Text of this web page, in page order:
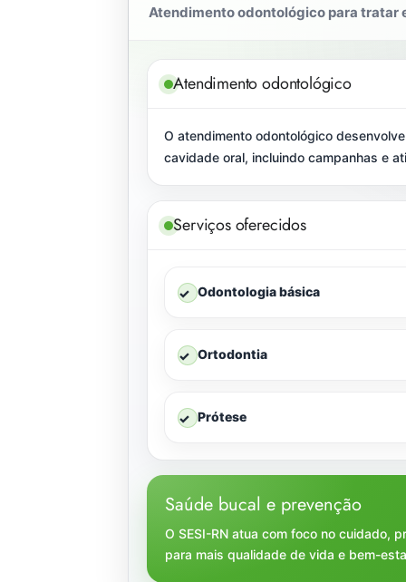
Atendimento odontológico para tratar
Atendimento odontológico
O atendimento odontológico
cavidade oral, incluindo campanhas e
Serviços oferecidos
✓ Odontologia básica
✓ Ortodontia
✓ Prótese
Saúde bucal e prevenção
O SESI-RN atua com foco no cuidado,
para mais qualidade de vida e bem-